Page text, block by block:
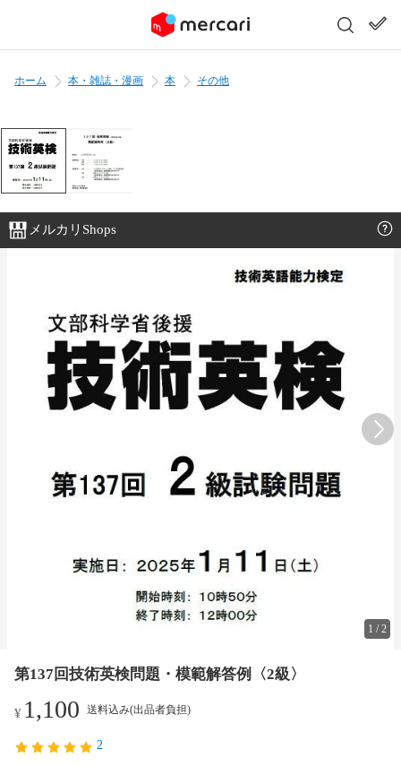
ホーム 本・雑誌・漫画 本 その他
メルカリShops
1 /2
第137回技術英検問題・模範解答例〈2級〉
¥ 1,100 送料込み(出品者負担)
2